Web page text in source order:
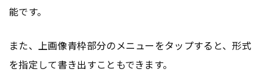
能です。
また、上画像青枠部分のメニューをタップすると、形式
を指定して書き出すこともできます。